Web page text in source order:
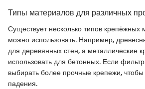
Типы материалов для различных
Существует несколько типов крепёжных
можно использовать. Например,
для деревянных стен, а металлические
использовать для бетонных. Если
выбирать более прочные крепежи, чтобы
падения.